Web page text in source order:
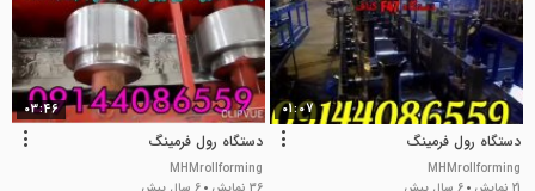
01:07
دستگاه رول فرمینگ
MHMrollforming
03:46
دستگاه رول فرمینگ
MHMrollforming